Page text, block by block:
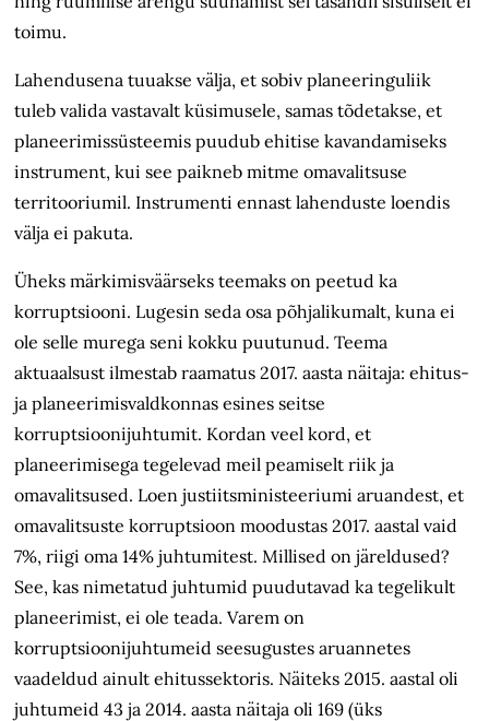
toimu.
Lahendusena tuuakse välja, et sobiv planeeringuliik
tuleb valida vastavalt küsimusele, samas tõdetakse, et
planeerimissüsteemis puudub ehitise kavandamiseks
instrument, kui see paikneb mitme omavalitsuse
territooriumil. Instrumenti ennast lahenduste loendis
välja ei pakuta.
Üheks märkimisväärseks teemaks on peetud ka
korruptsiooni. Lugesin seda osa põhjalikumalt, kuna ei
ole selle murega seni kokku puutunud. Teema
aktuaalsust ilmestab raamatus 2017. aasta näitaja: ehitus-
ja planeerimis­valdkonnas esines seitse
korruptsioonijuhtumit. Kordan veel kord, et
planeerimisega tegelevad meil peamiselt riik ja
omavalitsused. Loen justiitsministeeriumi aruandest, et
omavalitsuste korruptsioon moodustas 2017. aastal vaid
7%, riigi oma 14% juhtumitest. Millised on järeldused?
See, kas nimetatud juhtumid puudutavad ka tegelikult
planeerimist, ei ole teada. Varem on
korruptsioonijuhtumeid seesugustes aruannetes
vaadeldud ainult ehitussektoris. Näiteks 2015. aastal oli
juhtumeid 43 ja 2014. aasta näitaja oli 169 (üks